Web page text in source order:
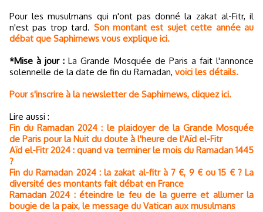
Pour les musulmans qui n'ont pas donné la zakat al-Fitr, il
n'est pas trop tard. Son montant est sujet cette année au
débat que Saphirnews vous explique ici.
*Mise à jour : La Grande Mosquée de Paris a fait l'annonce
solennelle de la date de fin du Ramadan, voici les détails.
Pour s'inscrire à la newsletter de Saphirnews, cliquez ici.
Lire aussi :
Fin du Ramadan 2024 : le plaidoyer de la Grande Mosquée
de Paris pour la Nuit du doute à l'heure de l'Aïd el-Fitr
Aïd el-Fitr 2024 : quand va terminer le mois du Ramadan 1445
?
Fin du Ramadan 2024 : la zakat al-fitr à 7 €, 9 € ou 15 € ? La
diversité des montants fait débat en France
Ramadan 2024 : éteindre le feu de la guerre et allumer la
bougie de la paix, le message du Vatican aux musulmans